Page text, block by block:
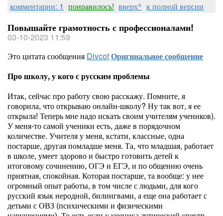
комментарии: 1 понравилось! вверх^ к полной версии
Повышайте грамотность с профессионалами!
03-10-2023 11:59
Это цитата сообщения DivcotОригинальное сообщение
Про школу, у кого с русским проблемы
Итак, сейчас про работу свою расскажу. Помните, я
говорила, что открываю онлайн-школу? Ну так вот, я ее
открыла! Теперь мне надо искать своим учителям учеников).
У меня-то самой ученики есть, даже в порядочном
количестве. Учителя у меня, кстати, классные, одна
постарше, другая помладше меня. Та, что младшая, работает
в школе, умеет здорово и быстро готовить детей к
итоговому сочинению, ОГЭ и ЕГЭ, и по общению очень
приятная, спокойная. Которая постарше, та вообще: у нее
огромный опыт работы, в том числе с людьми, для кого
русский язык неродной, билингвами, а еще она работает с
детьми с ОВЗ (психическими и физическими